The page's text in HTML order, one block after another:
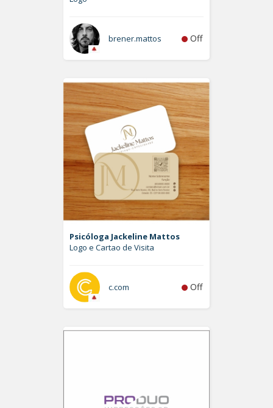
brener.mattos Off
Psicóloga Jackeline Mattos
Logo e Cartao de Visita
c.com Off